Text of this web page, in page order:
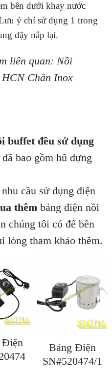
bên dưới khay nước
ý chỉ sử dụng 1 trong
đậy nắp lại.
liên quan: Nồi
Chân Inox
buffet đều sử dụng
bao gồm hũ đựng
cầu sử dụng điện
thêm bảng điện nồi
chúng tôi có để bên
lòng tham khảo thêm.
Điện
Bảng Điện
SN#520474/1